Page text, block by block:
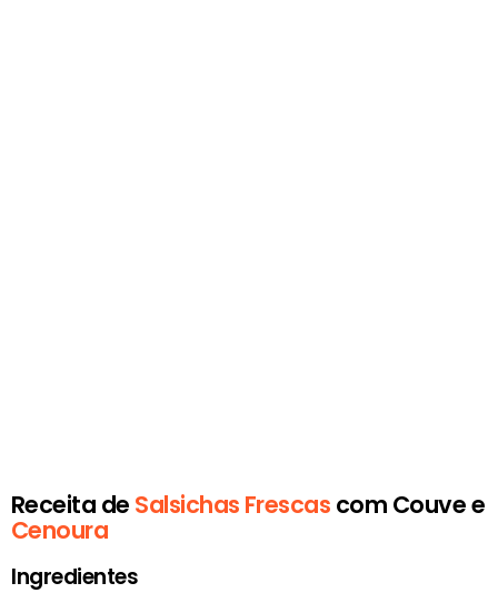
Receita de Salsichas Frescas com Couve e
Cenoura
Ingredientes